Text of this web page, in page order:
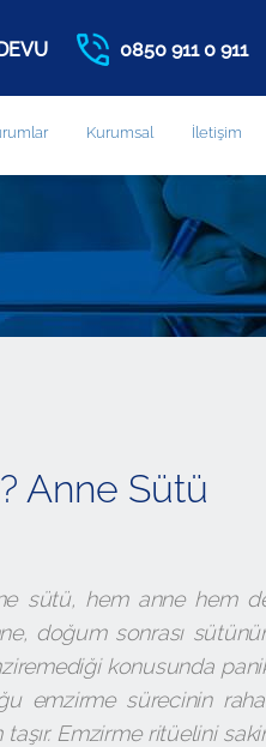
0850 911 0 911
Kurumsal İletişim
Anne Sütü
sütü, hem anne hem
doğum sonrası
konusunda
emzirme sürecinin
Emzirme ritüelini